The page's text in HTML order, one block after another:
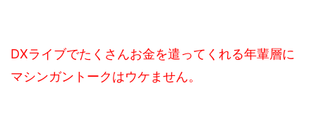
DXライブでたくさんお金を遣ってくれる年輩層に
マシンガントークはウケません。